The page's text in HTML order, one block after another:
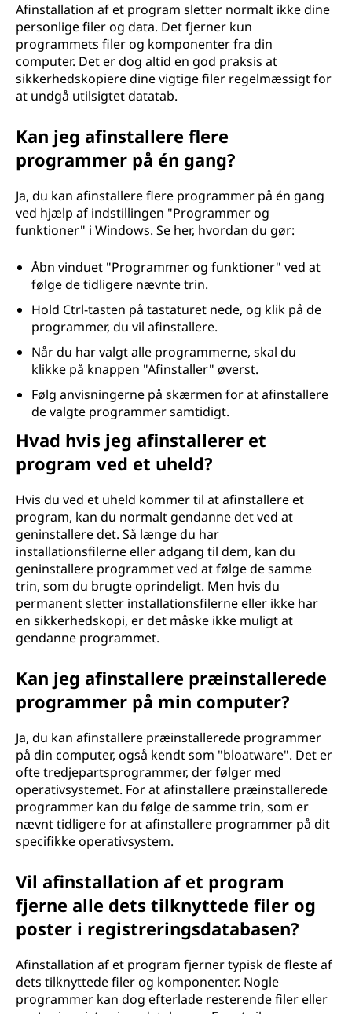
Afinstallation af et program sletter normalt ikke dine
personlige filer og data. Det fjerner kun
programmets filer og komponenter fra din
computer. Det er dog altid en god praksis at
sikkerhedskopiere dine vigtige filer regelmæssigt for
at undgå utilsigtet datatab.
Kan jeg afinstallere flere
programmer på én gang?
Ja, du kan afinstallere flere programmer på én gang
ved hjælp af indstillingen "Programmer og
funktioner" i Windows. Se her, hvordan du gør:
Åbn vinduet "Programmer og funktioner" ved at
følge de tidligere nævnte trin.
Hold Ctrl-tasten på tastaturet nede, og klik på de
programmer, du vil afinstallere.
Når du har valgt alle programmerne, skal du
klikke på knappen "Afinstaller" øverst.
Følg anvisningerne på skærmen for at afinstallere
de valgte programmer samtidigt.
Hvad hvis jeg afinstallerer et
program ved et uheld?
Hvis du ved et uheld kommer til at afinstallere et
program, kan du normalt gendanne det ved at
geninstallere det. Så længe du har
installationsfilerne eller adgang til dem, kan du
geninstallere programmet ved at følge de samme
trin, som du brugte oprindeligt. Men hvis du
permanent sletter installationsfilerne eller ikke har
en sikkerhedskopi, er det måske ikke muligt at
gendanne programmet.
Kan jeg afinstallere præinstallerede
programmer på min computer?
Ja, du kan afinstallere præinstallerede programmer
på din computer, også kendt som "bloatware". Det er
ofte tredjepartsprogrammer, der følger med
operativsystemet. For at afinstallere præinstallerede
programmer kan du følge de samme trin, som er
nævnt tidligere for at afinstallere programmer på dit
specifikke operativsystem.
Vil afinstallation af et program
fjerne alle dets tilknyttede filer og
poster i registreringsdatabasen?
Afinstallation af et program fjerner typisk de fleste af
dets tilknyttede filer og komponenter. Nogle
programmer kan dog efterlade resterende filer eller